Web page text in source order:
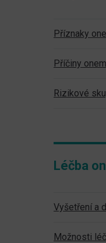
Příznaky
Příčiny
Rizikové
Léčba
Vyšetření a
Možnosti